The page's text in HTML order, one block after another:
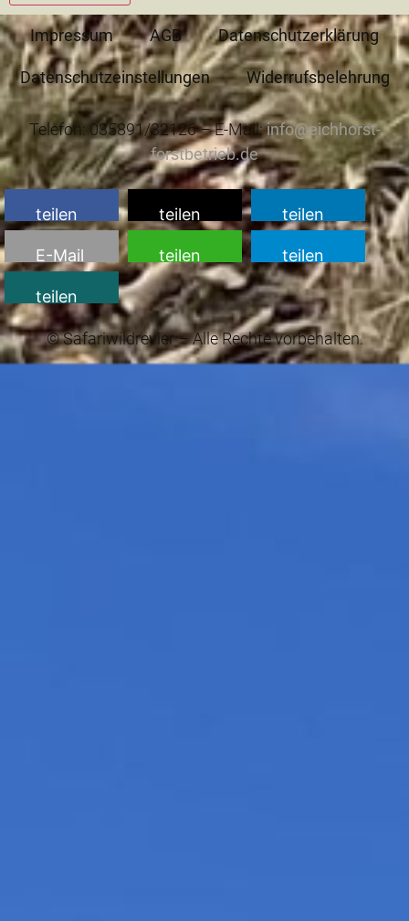
Impressum AGB Datenschutzerklärung
Datenschutzeinstellungen Widerrufsbelehrung
Telefon: 035891/32126 – E-Mail:info@eichhorst-
forstbetrieb.de
teilen teilen teilen
E-Mail teilen teilen
teilen
© Safariwildrevier – Alle Rechte vorbehalten.